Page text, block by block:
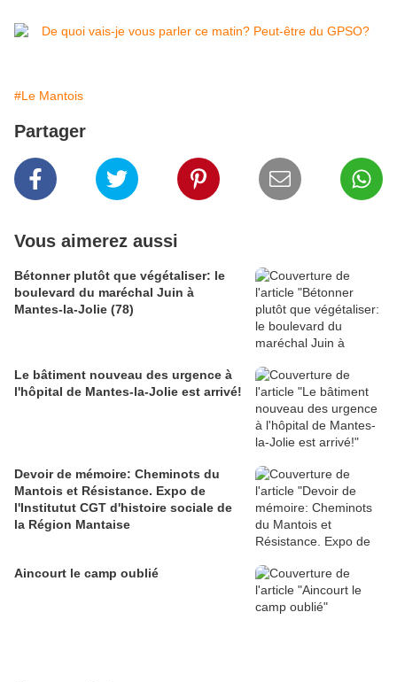
#Le Mantois
Partager
Vous aimerez aussi
Bétonner plutôt que végétaliser: le
boulevard du maréchal Juin à
Mantes-la-Jolie (78)
Le bâtiment nouveau des urgence à
l'hôpital de Mantes-la-Jolie est arrivé!
Devoir de mémoire: Cheminots du
Mantois et Résistance. Expo de
l'Institutut CGT d'histoire sociale de
la Région Mantaise
Aincourt le camp oublié